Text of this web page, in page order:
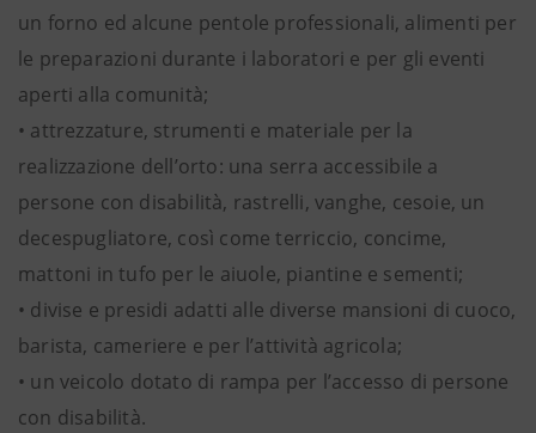
un forno ed alcune pentole professionali, alimenti per
le preparazioni durante i laboratori e per gli eventi
aperti alla comunità;
• attrezzature, strumenti e materiale per la
realizzazione dell’orto: una serra accessibile a
persone con disabilità, rastrelli, vanghe, cesoie, un
decespugliatore, così come terriccio, concime,
mattoni in tufo per le aiuole, piantine e sementi;
• divise e presidi adatti alle diverse mansioni di cuoco,
barista, cameriere e per l’attività agricola;
• un veicolo dotato di rampa per l’accesso di persone
con disabilità.